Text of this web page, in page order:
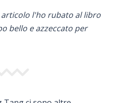
l'ho rubato al libro
bello e azzeccato per